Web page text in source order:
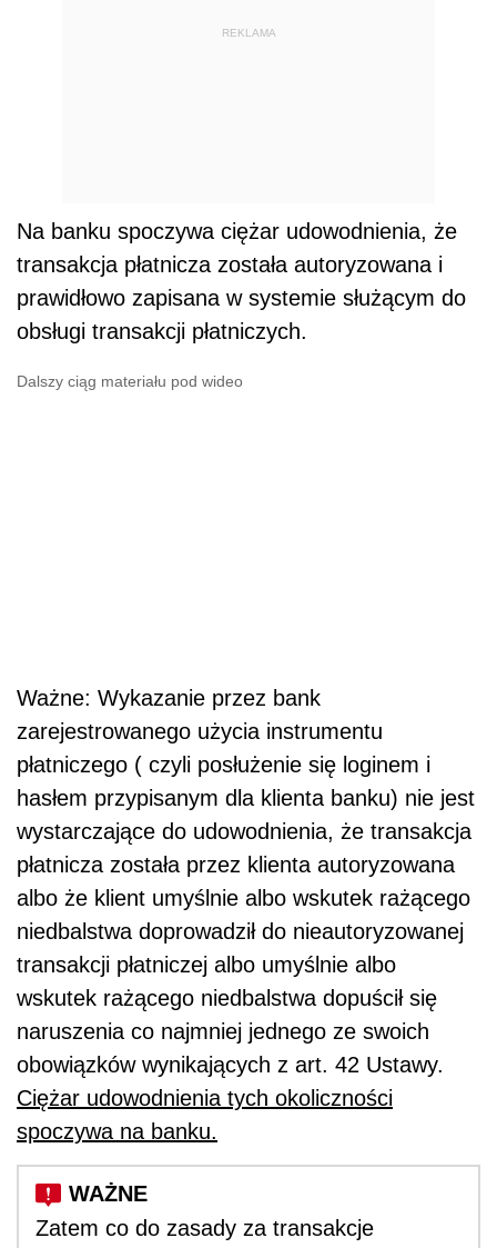
REKLAMA
Na banku spoczywa ciężar udowodnienia, że
transakcja płatnicza została autoryzowana i
prawidłowo zapisana w systemie służącym do
obsługi transakcji płatniczych.
Dalszy ciąg materiału pod wideo
Ważne: Wykazanie przez bank
zarejestrowanego użycia instrumentu
płatniczego ( czyli posłużenie się loginem i
hasłem przypisanym dla klienta banku) nie jest
wystarczające do udowodnienia, że transakcja
płatnicza została przez klienta autoryzowana
albo że klient umyślnie albo wskutek rażącego
niedbalstwa doprowadził do nieautoryzowanej
transakcji płatniczej albo umyślnie albo
wskutek rażącego niedbalstwa dopuścił się
naruszenia co najmniej jednego ze swoich
obowiązków wynikających z art. 42 Ustawy.
Ciężar udowodnienia tych okoliczności
spoczywa na banku.
Zatem co do zasady za transakcje